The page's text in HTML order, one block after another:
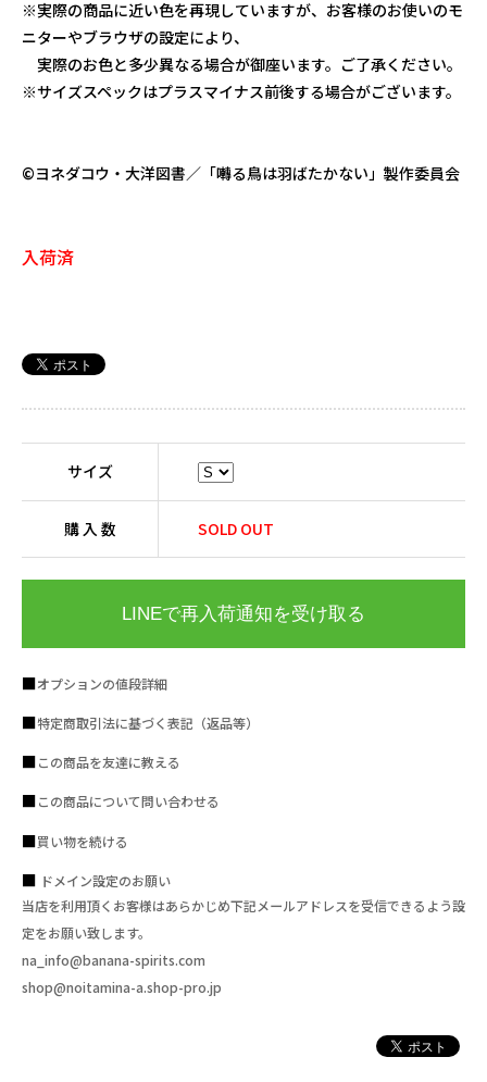
※実際の商品に近い色を再現していますが、お客様のお使いのモ
ニターやブラウザの設定により、
実際のお色と多少異なる場合が御座います。ご了承ください。
※サイズスペックはプラスマイナス前後する場合がございます。
©ヨネダコウ・大洋図書／「囀る鳥は羽ばたかない」製作委員会
入荷済
サイズ
購 入 数 SOLD OUT
LINEで再入荷通知を受け取る
オプションの値段詳細
特定商取引法に基づく表記（返品等）
この商品を友達に教える
この商品について問い合わせる
買い物を続ける
ドメイン設定のお願い
当店を利用頂くお客様はあらかじめ下記メールアドレスを受信できるよう設
定をお願い致します。
na_info@banana-spirits.com
shop@noitamina-a.shop-pro.jp